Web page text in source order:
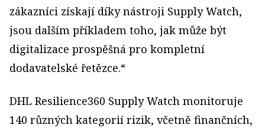
zákazníci získají díky nástroji Supply Watch,
jsou dalším příkladem toho, jak může být
digitalizace prospěšná pro kompletní
dodavatelské řetězce.“
DHL Resilience360 Supply Watch monitoruje
140 různých kategorií rizik, včetně finančních,